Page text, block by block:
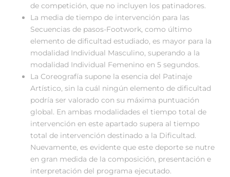
de competición, que no incluyen los patinadores.
La media de tiempo de intervención para las
Secuencias de pasos-Footwork, como último
elemento de dificultad estudiado, es mayor para la
modalidad Individual Masculino, superando a la
modalidad Individual Femenino en 5 segundos.
La Coreografía supone la esencia del Patinaje
Artístico, sin la cuál ningún elemento de dificultad
podría ser valorado con su máxima puntuación
global. En ambas modalidades el tiempo total de
intervención en este apartado supera al tiempo
total de intervención destinado a la Dificultad.
Nuevamente, es evidente que este deporte se nutre
en gran medida de la composición, presentación e
interpretación del programa ejecutado.